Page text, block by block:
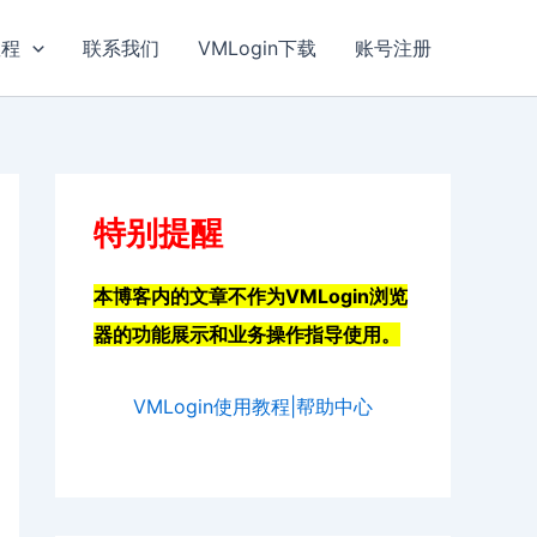
联系我们 VMLogin下载 账号注册
特别提醒
本博客内的文章不作为VMLogin浏览
器的功能展示和业务操作指导使用。
VMLogin使用教程|帮助中心